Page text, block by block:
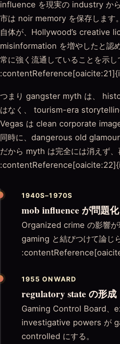
influence を現実の industry か
市は noir memory を保存しま
自体が、Hollywood’s creative
misinformation を増やしたと認
常に強く流通していることを示し
つまり gangster myth は、
はなく、 tourism-era
Vegas は clean corporate
同時に、dangerous old glamour
だから myth は完全には消えず、
1940S–1970S
mob influence が問題
Organized crime の影響が
gaming と結びつけて論じ
1955 ONWARD
regulatory state の形成
Gaming Control Board、
investigative powers が
controlled にする。